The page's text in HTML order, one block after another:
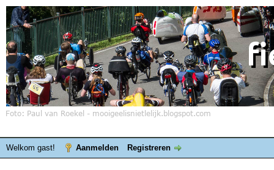
Welkom gast! Aanmelden Registreren